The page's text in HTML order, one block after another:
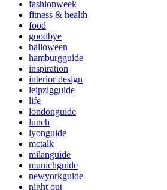
fashionweek
fitness & health
food
goodbye
halloween
hamburgguide
inspiration
interior design
leipzigguide
life
londonguide
lunch
lyonguide
mctalk
milanguide
munichguide
newyorkguide
night out